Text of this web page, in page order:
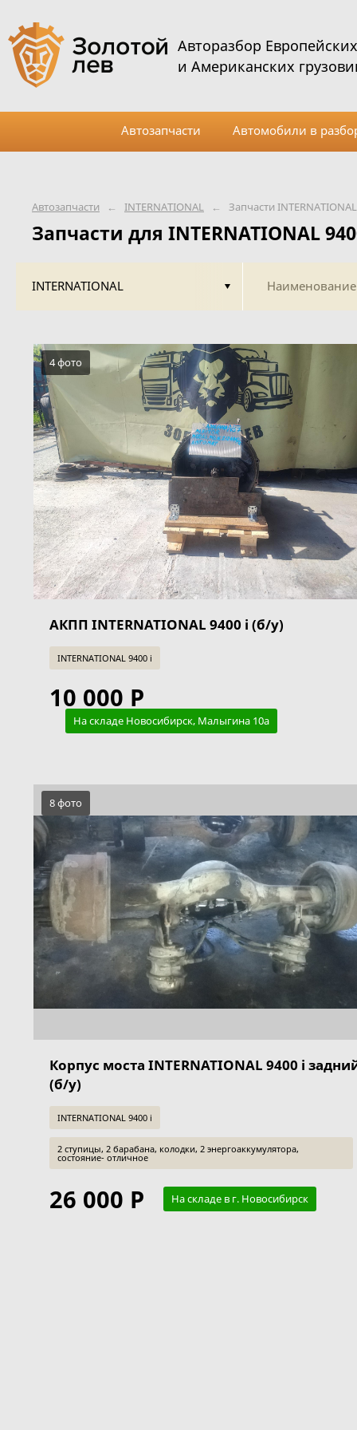
Автозапчасти ← INTERNATIONAL ← Запчасти
Запчасти для INTERNATIONAL
INTERNATIONAL Наименование
4 фото
АКПП INTERNATIONAL 9400 i (б/у)
INTERNATIONAL 9400 i
10 000 Р
На складе Новосибирск, Малыгина 10а
8 фото
Корпус моста INTERNATIONAL 9400 i
(б/у)
INTERNATIONAL 9400 i
2 ступицы, 2 барабана, колодки, 2 энергоаккумулятора,
состояние- отличное
26 000 Р На складе в г. Новосибирск
Авторазбор Европейских
и Американских
Автозапчасти Автомобили в